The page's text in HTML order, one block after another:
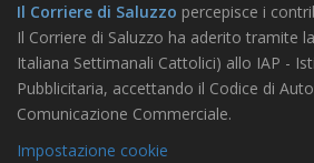
Il Corriere di Saluzzo percepisce i
Il Corriere di Saluzzo ha aderito tramite
Italiana Settimanali Cattolici) allo IAP -
Pubblicitaria, accettando il Codice di
Comunicazione Commerciale.
Impostazione cookie